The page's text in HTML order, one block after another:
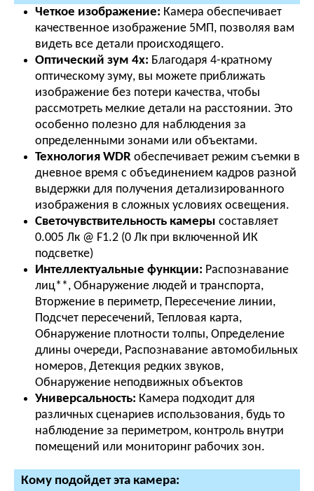
Четкое изображение: Камера обеспечивает
качественное изображение 5МП, позволяя вам
видеть все детали происходящего.
Оптический зум 4x: Благодаря 4-кратному
оптическому зуму, вы можете приближать
изображение без потери качества, чтобы
рассмотреть мелкие детали на расстоянии. Это
особенно полезно для наблюдения за
определенными зонами или объектами.
Технология WDR обеспечивает режим съемки в
дневное время с объединением кадров разной
выдержки для получения детализированного
изображения в сложных условиях освещения.
Светочувствительность камеры составляет
0.005 Лк @ F1.2 (0 Лк при включенной ИК
подсветке)
Интеллектуальные функции: Распознавание
лиц**, Обнаружение людей и транспорта,
Вторжение в периметр, Пересечение линии,
Подсчет пересечений, Тепловая карта,
Обнаружение плотности толпы, Определение
длины очереди, Распознавание автомобильных
номеров, Детекция редких звуков,
Обнаружение неподвижных объектов
Универсальность: Камера подходит для
различных сценариев использования, будь то
наблюдение за периметром, контроль внутри
помещений или мониторинг рабочих зон.
Кому подойдет эта камера: